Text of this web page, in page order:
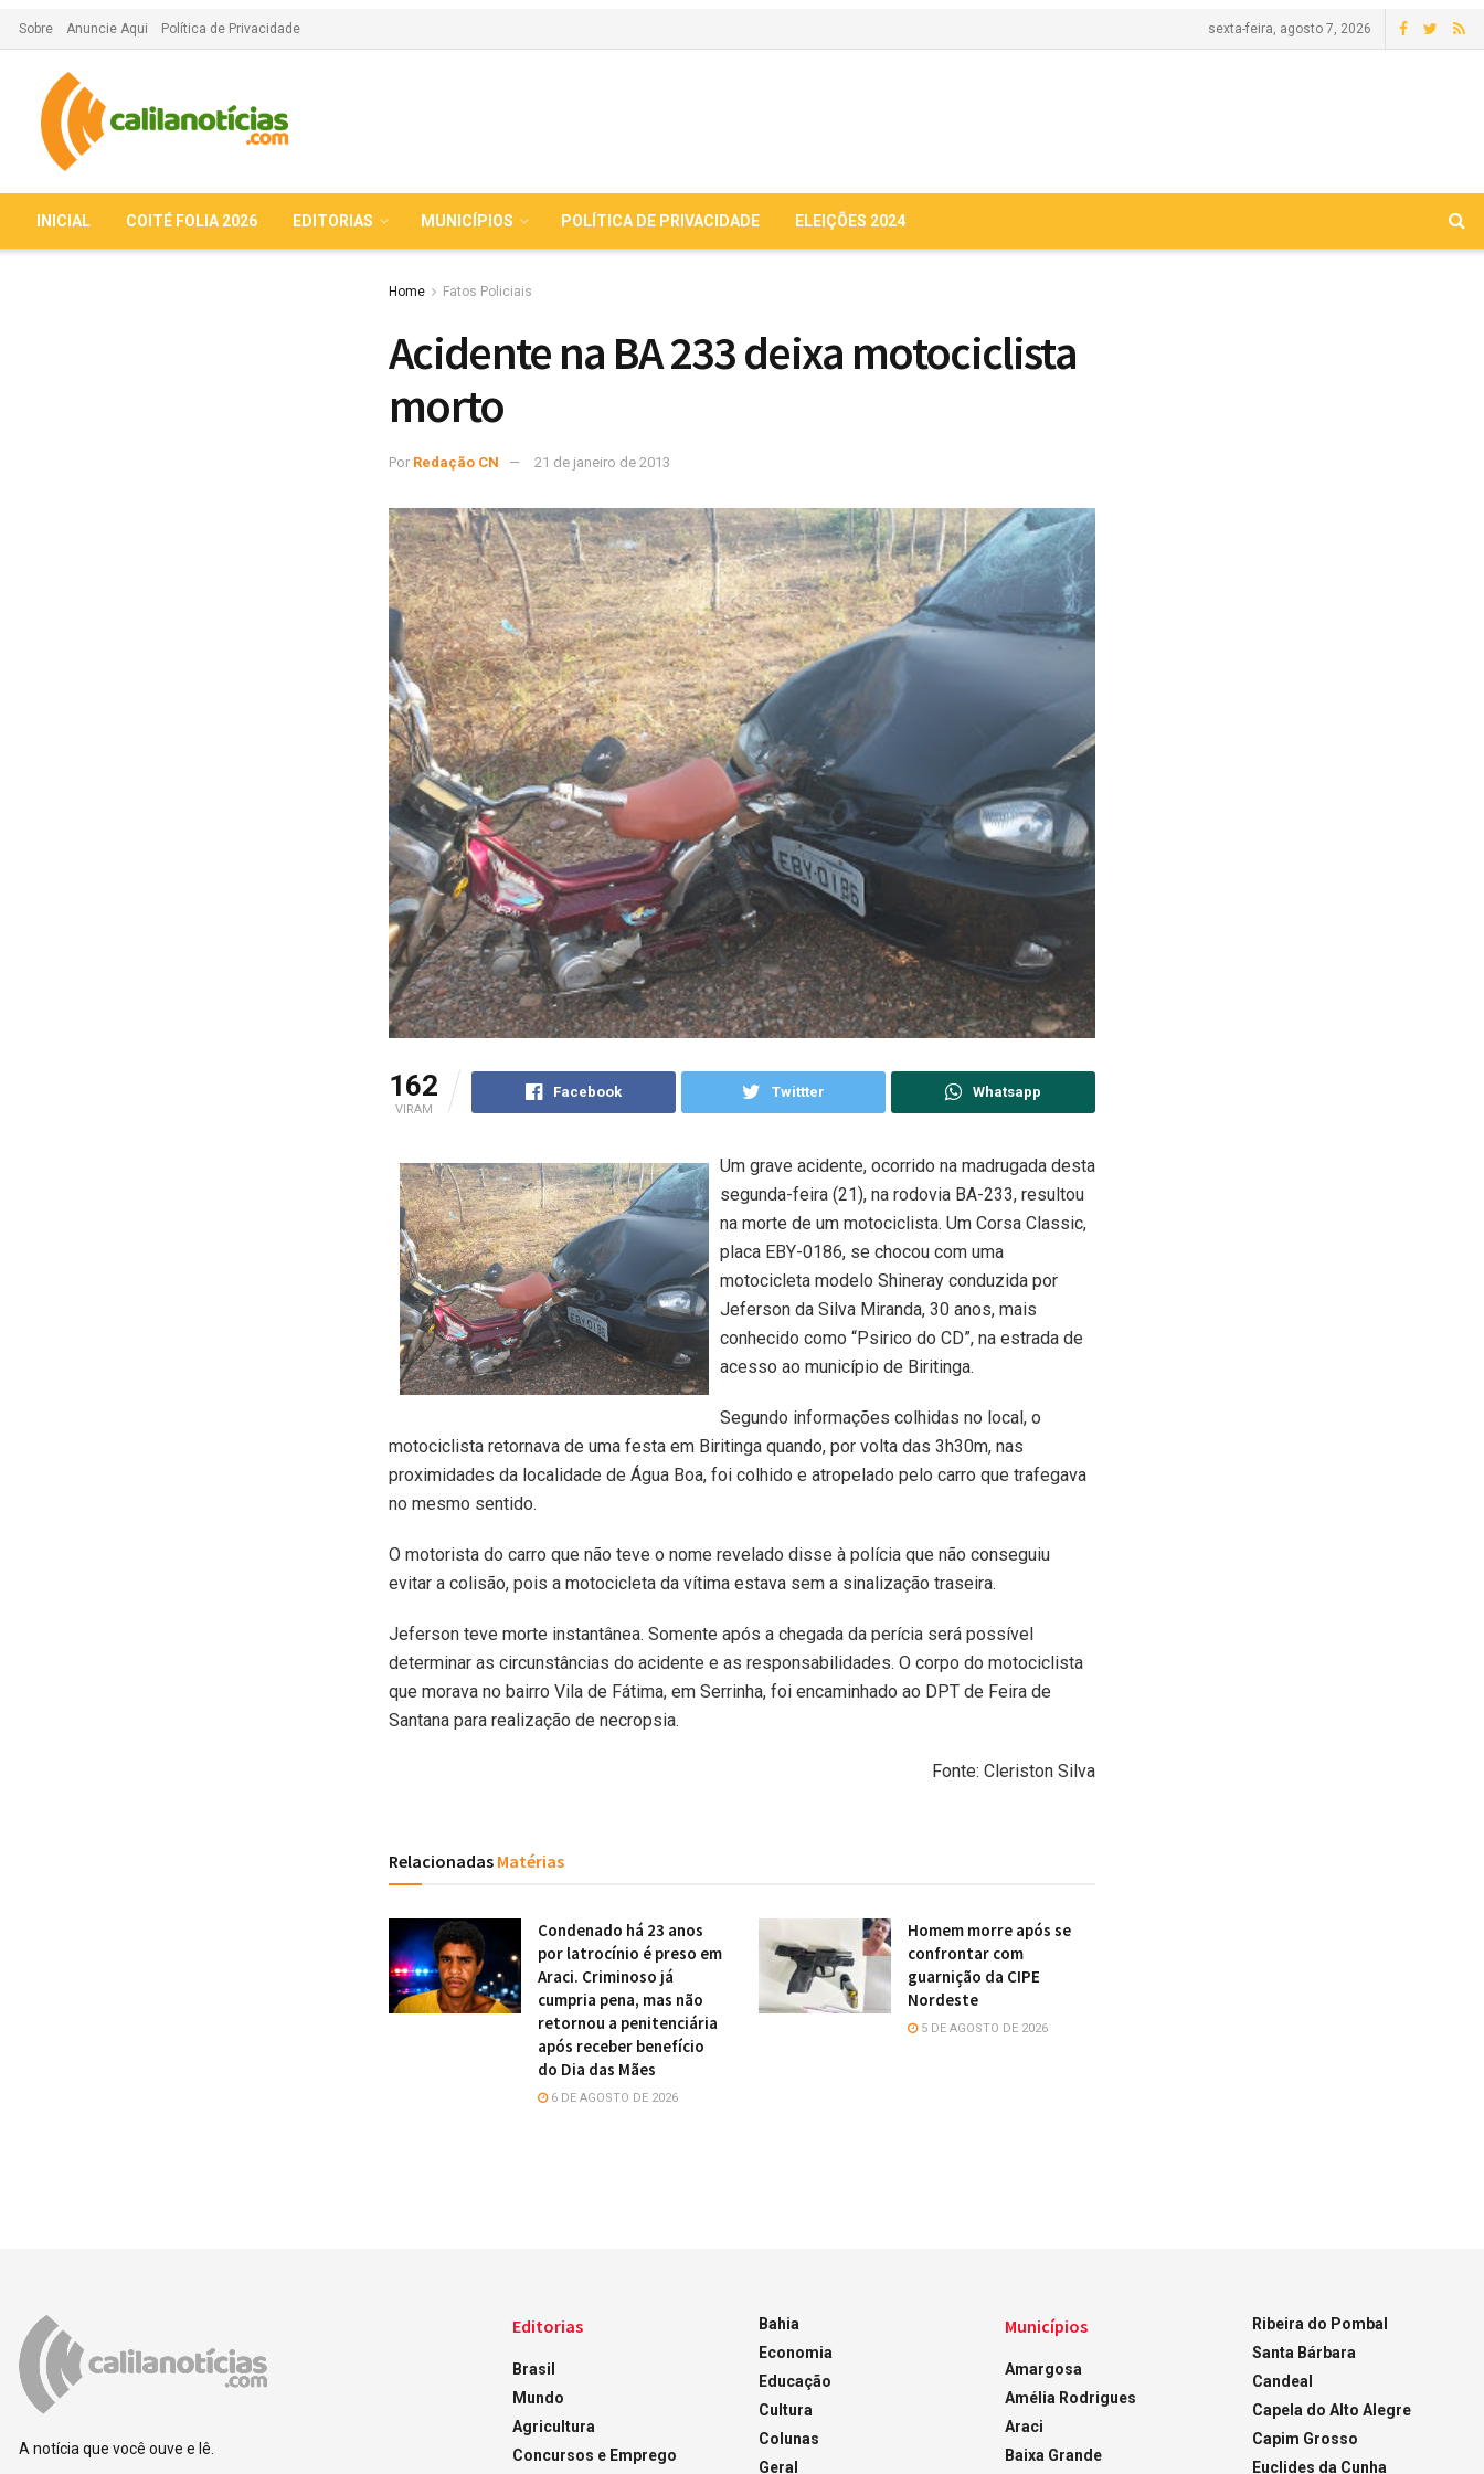
Sobre Anuncie Aqui Política de Privacidade sexta-feira, agosto 7, 2026
INICIAL COITÉ FOLIA 2026 EDITORIAS MUNICÍPIOS POLÍTICA DE PRIVACIDADE ELEIÇÕES 2024
Home Fatos Policiais
Acidente na BA 233 deixa motociclista
morto
Por Redação CN 21 de janeiro de 2013
162
VIRAM
Facebook Twittter Whatsapp
Um grave acidente, ocorrido na madrugada desta
segunda-feira (21), na rodovia BA-233, resultou
na morte de um motociclista. Um Corsa Classic,
placa EBY-0186, se chocou com uma
motocicleta modelo Shineray conduzida por
Jeferson da Silva Miranda, 30 anos, mais
conhecido como “Psirico do CD”, na estrada de
acesso ao município de Biritinga.
Segundo informações colhidas no local, o
motociclista retornava de uma festa em Biritinga quando, por volta das 3h30m, nas
proximidades da localidade de Água Boa, foi colhido e atropelado pelo carro que trafegava
no mesmo sentido.
O motorista do carro que não teve o nome revelado disse à polícia que não conseguiu
evitar a colisão, pois a motocicleta da vítima estava sem a sinalização traseira.
Jeferson teve morte instantânea. Somente após a chegada da perícia será possível
determinar as circunstâncias do acidente e as responsabilidades. O corpo do motociclista
que morava no bairro Vila de Fátima, em Serrinha, foi encaminhado ao DPT de Feira de
Santana para realização de necropsia.
Fonte: Cleriston Silva
Relacionadas Matérias
Condenado há 23 anos
por latrocínio é preso em
Araci. Criminoso já
cumpria pena, mas não
retornou a penitenciária
após receber benefício
do Dia das Mães
6 DE AGOSTO DE 2026
Homem morre após se
confrontar com
guarnição da CIPE
Nordeste
5 DE AGOSTO DE 2026
A notícia que você ouve e lê.
Editorias
Brasil
Mundo
Agricultura
Concursos e Emprego
Bahia
Economia
Educação
Cultura
Colunas
Geral
Municípios
Amargosa
Amélia Rodrigues
Araci
Baixa Grande
Ribeira do Pombal
Santa Bárbara
Candeal
Capela do Alto Alegre
Capim Grosso
Euclides da Cunha